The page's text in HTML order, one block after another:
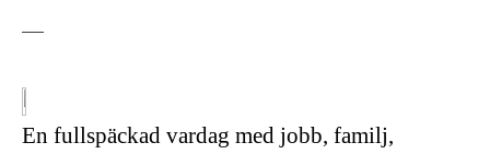
En fullspäckad vardag med jobb, familj,